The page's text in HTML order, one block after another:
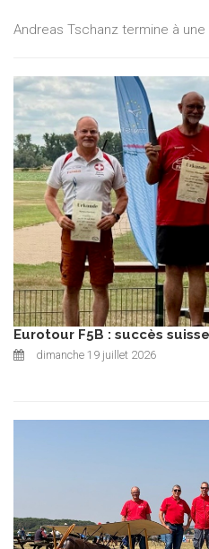
Andreas Tschanz termine à
Eurotour F5B : succès suisse
dimanche 19 juillet 2026